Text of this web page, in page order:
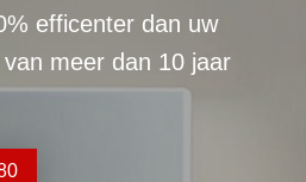
efficenter dan uw
meer dan 10 jaar